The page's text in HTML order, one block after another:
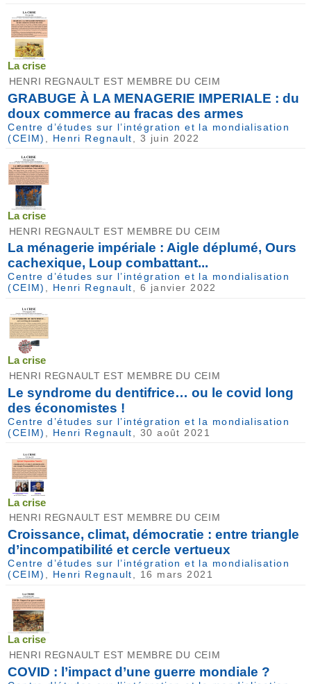
La crise
HENRI REGNAULT EST MEMBRE DU CEIM
GRABUGE À LA MENAGERIE IMPERIALE : du
doux commerce au fracas des armes
Centre d’études sur l’intégration et la mondialisation
(CEIM)
Henri Regnault , 3 juin 2022
La crise
HENRI REGNAULT EST MEMBRE DU CEIM
La ménagerie impériale : Aigle déplumé, Ours
cachexique, Loup combattant...
Centre d’études sur l’intégration et la mondialisation
(CEIM) , Henri Regnault, 6 janvier 2022
La crise
HENRI REGNAULT EST MEMBRE DU CEIM
Le syndrome du dentifrice… ou le covid long
des économistes !
Centre d’études sur l’intégration et la mondialisation
(CEIM)
Henri Regnault , 30 août 2021
La crise
HENRI REGNAULT EST MEMBRE DU CEIM
Croissance, climat, démocratie : entre triangle
d’incompatibilité et cercle vertueux
Centre d’études sur l’intégration et la mondialisation
(CEIM) , Henri Regnault, 16 mars 2021
La crise
HENRI REGNAULT EST MEMBRE DU CEIM
COVID : l’impact d’une guerre mondiale ?